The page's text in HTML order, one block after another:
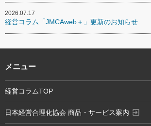
2026.07.17
経営コラム「JMCAweb＋」更新のお知らせ
メニュー
経営コラムTOP
日本経営合理化協会 商品・サービス案内 exit_to_app